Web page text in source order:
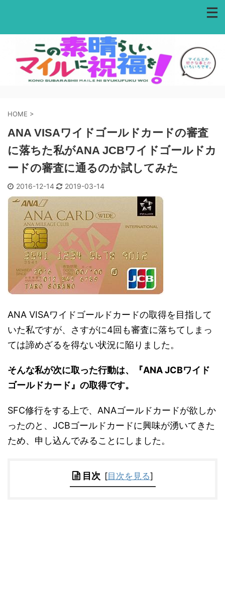
HOME >
ANA VISAワイドゴールドカードの審査
に落ちた私がANA JCBワイドゴールドカ
ードの審査に通るのか試してみた
2016-12-14 2019-03-14
ANA VISAワイドゴールドカードの取得を目指して
いた私ですが、さすがに4回も審査に落ちてしまっ
ては諦めざるを得ない状況に陥りました。
そんな私が次に取った行動は、『ANA JCBワイド
ゴールドカード』の取得です。
SFC修行をする上で、ANAゴールドカードが欲しか
ったのと、JCBゴールドカードに興味が湧いてきた
ため、申し込んでみることにしました。
目次 [目次を見る]